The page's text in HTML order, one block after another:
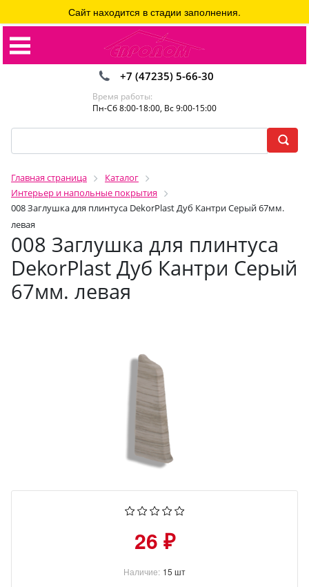
+7 (47235) 5-66-30
Время работы:
Пн-Сб 8:00-18:00, Вс 9:00-15:00
Главная страница
Каталог
Интерьер и напольные покрытия
008 Заглушка для плинтуса DekorPlast Дуб Кантри Серый 67мм.
левая
008 Заглушка для плинтуса
DekorPlast Дуб Кантри Серый
67мм. левая
Сайт находится в стадии заполнения.
26 ₽
Наличие: 15 шт